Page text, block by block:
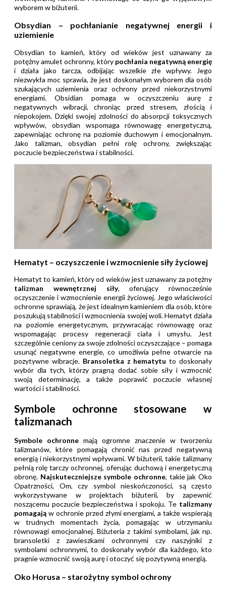
wyborem w biżuterii.
Obsydian – pochłanianie negatywnej energii i
uziemienie
Obsydian to kamień, który od wieków jest uznawany za
potężny amulet ochronny, który pochłania negatywną energię
i działa jako tarcza, odbijając wszelkie złe wpływy. Jego
niezwykła moc sprawia, że jest doskonałym wyborem dla osób
szukających uziemienia oraz ochrony przed niekorzystnymi
energiami. Obsidian pomaga w oczyszczeniu aurę z
negatywnych wibracji, chroniąc przed stresem, złością i
niepokojem. Dzięki swojej zdolności do absorpcji toksycznych
wpływów, obsydian wspomaga równowagę energetyczną,
zapewniając ochronę na poziomie duchowym i emocjonalnym.
Jako talizman, obsydian pełni rolę ochrony, zwiększając
poczucie bezpieczeństwa i stabilności.
Hematyt – oczyszczenie i wzmocnienie siły życiowej
Hematyt to kamień, który od wieków jest uznawany za potężny
talizman wewnętrznej siły, oferujący równocześnie
oczyszczenie i wzmocnienie energii życiowej. Jego właściwości
ochronne sprawiają, że jest idealnym kamieniem dla osób, które
poszukują stabilności i wzmocnienia swojej woli. Hematyt działa
na poziomie energetycznym, przywracając równowagę oraz
wspomagając procesy regeneracji ciała i umysłu. Jest
szczególnie ceniony za swoje zdolności oczyszczające – pomaga
usunąć negatywne energie, co umożliwia pełne otwarcie na
pozytywne wibracje. Bransoletka z hematytu to doskonały
wybór dla tych, którzy pragną dodać sobie siły i wzmocnić
swoją determinację, a także poprawić poczucie własnej
wartości i stabilności.
Symbole ochronne stosowane w
talizmanach
Symbole ochronne mają ogromne znaczenie w tworzeniu
talizmanów, które pomagają chronić nas przed negatywną
energią i niekorzystnymi wpływami. W biżuterii, takie talizmany
pełnią rolę tarczy ochronnej, oferując duchową i energetyczną
obronę. Najskuteczniejsze symbole ochronne, takie jak Oko
Opatrzności, Om, czy symbol nieskończoności, są często
wykorzystywane w projektach biżuterii, by zapewnić
noszącemu poczucie bezpieczeństwa i spokoju. Te talizmany
pomagają w ochronie przed złymi energiami, a także wspierają
w trudnych momentach życia, pomagając w utrzymaniu
równowagi emocjonalnej. Biżuteria z takimi symbolami, jak np.
bransoletki z zawieszkami ochronnymi czy naszyjniki z
symbolami ochronnymi, to doskonały wybór dla każdego, kto
pragnie wzmocnić swoją aurę i otoczyć się pozytywną energią.
Oko Horusa – starożytny symbol ochrony